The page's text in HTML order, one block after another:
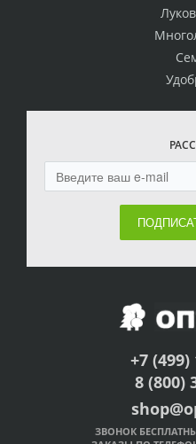
+7 (499)
8 (800)
ЗВОНОК